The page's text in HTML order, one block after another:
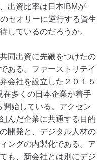
出資比率は日本IBMが
セオリーに逆行する資生
しているのだろうか。
同出資に先鞭をつけたの
ある。ファーストリテイ
会社を設立した２０１５
在多くの日本企業が着手
開始している。アクセン
んだ企業に共通する目的
開発と、デジタル人材の
ングの内製化である。ア
も、新会社とは別にデジ